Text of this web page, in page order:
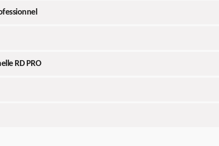
RD PRO